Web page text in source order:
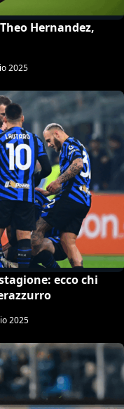
Hernandez,
2025
ecco chi
2025